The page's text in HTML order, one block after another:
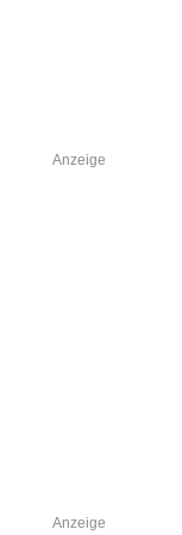
Anzeige
Anzeige